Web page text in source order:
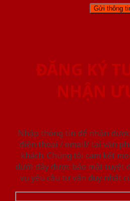
ĐĂNG KÝ
NHẬN
Nhập thông tin để nhận
điện thoại / email/ tại văn
khách. Chúng tôi cam kết
dưới đây được bảo mật tuyệt
vụ yêu cầu tư vấn duy nhất